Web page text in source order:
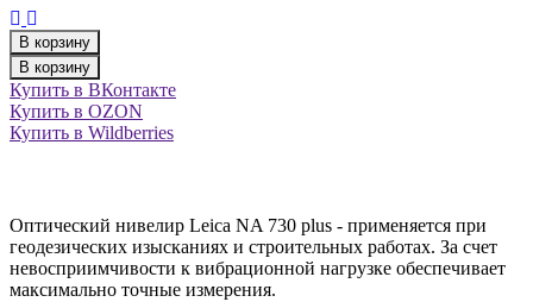
В корзину
В корзину
Купить в ВКонтакте
Купить в OZON
Купить в Wildberries
Оптический нивелир Leica NA 730 plus - применяется при
геодезических изысканиях и строительных работах. За счет
невосприимчивости к вибрационной нагрузке обеспечивает
максимально точные измерения.